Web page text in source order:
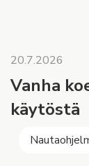
20.7.2026
Vanha
käytöstä